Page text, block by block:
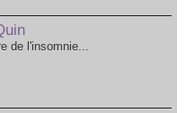
de l'insomnie...